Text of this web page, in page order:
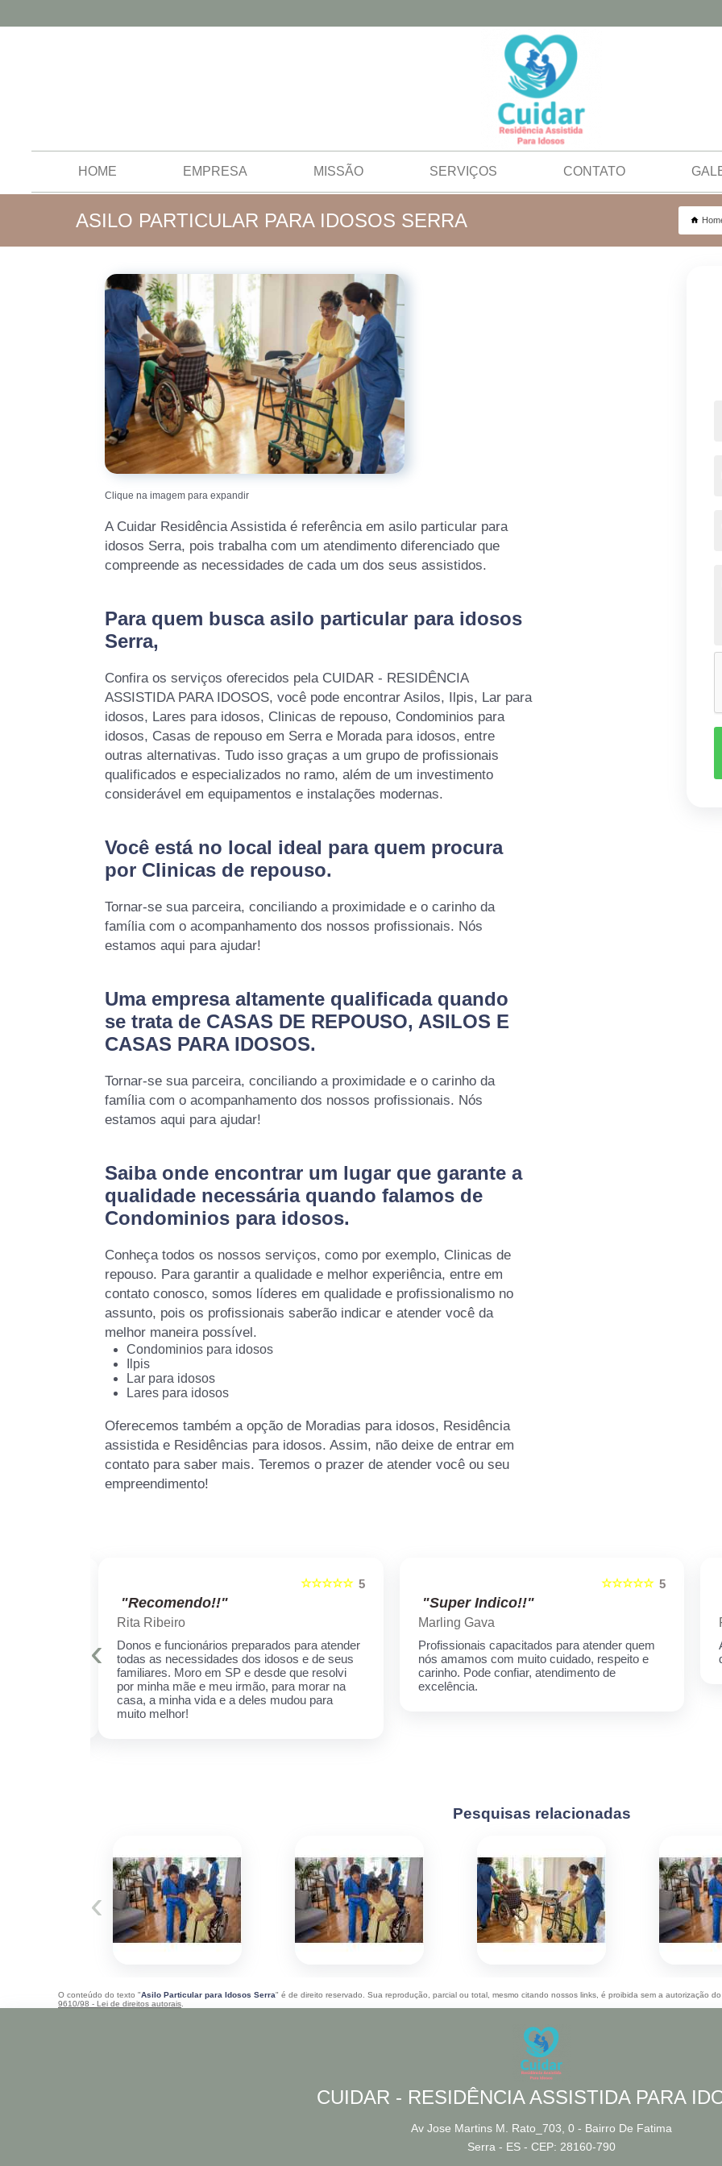
HOME EMPRESA MISSÃO SERVIÇOS CONTATO
ASILO PARTICULAR PARA IDOSOS SERRA
Clique na imagem para expandir
A Cuidar Residência Assistida é referência em asilo particular para
idosos Serra, pois trabalha com um atendimento diferenciado que
compreende as necessidades de cada um dos seus assistidos.
Para quem busca asilo particular para idosos
Serra,
Confira os serviços oferecidos pela CUIDAR - RESIDÊNCIA
ASSISTIDA PARA IDOSOS, você pode encontrar Asilos, Ilpis, Lar para
idosos, Lares para idosos, Clinicas de repouso, Condominios para
idosos, Casas de repouso em Serra e Morada para idosos, entre
outras alternativas. Tudo isso graças a um grupo de profissionais
qualificados e especializados no ramo, além de um investimento
considerável em equipamentos e instalações modernas.
Você está no local ideal para quem procura
por Clinicas de repouso.
Tornar-se sua parceira, conciliando a proximidade e o carinho da
família com o acompanhamento dos nossos profissionais. Nós
estamos aqui para ajudar!
Uma empresa altamente qualificada quando
se trata de CASAS DE REPOUSO, ASILOS E
CASAS PARA IDOSOS.
Tornar-se sua parceira, conciliando a proximidade e o carinho da
família com o acompanhamento dos nossos profissionais. Nós
estamos aqui para ajudar!
Saiba onde encontrar um lugar que garante a
qualidade necessária quando falamos de
Condominios para idosos.
Conheça todos os nossos serviços, como por exemplo, Clinicas de
repouso. Para garantir a qualidade e melhor experiência, entre em
contato conosco, somos líderes em qualidade e profissionalismo no
assunto, pois os profissionais saberão indicar e atender você da
melhor maneira possível.
Condominios para idosos
Ilpis
Lar para idosos
Lares para idosos
Oferecemos também a opção de Moradias para idosos, Residência
assistida e Residências para idosos. Assim, não deixe de entrar em
contato para saber mais. Teremos o prazer de atender você ou seu
empreendimento!
5
☆☆☆☆☆
"Recomendo!!"
Rita Ribeiro
Donos e funcionários preparados para atender
todas as necessidades dos idosos e de seus
familiares. Moro em SP e desde que resolvi
por minha mãe e meu irmão, para morar na
casa, a minha vida e a deles mudou para
muito melhor!
5
☆☆☆☆☆
"Super Indico!!"
Marling Gava
Profissionais capacitados para atender quem
nós amamos com muito cuidado, respeito e
carinho. Pode confiar, atendimento de
excelência.
‹
Pesquisas relacionadas
‹
O conteúdo do texto "Asilo Particular para Idosos Serra" é de direito reservado. Sua reprodução, parcial ou total, mesmo citando nossos links, é proibida sem a autorização
9610/98 - Lei de direitos autorais
CUIDAR - RESIDÊNCIA ASSISTIDA PARA
Av Jose Martins M. Rato_703, 0 - Bairro De Fatima
Serra - ES - CEP: 28160-790